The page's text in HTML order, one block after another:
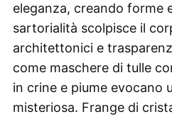
eleganza, creando forme
sartorialità scolpisce il
architettonici e
come maschere di tulle
in crine e piume evocano
misteriosa. Frange di